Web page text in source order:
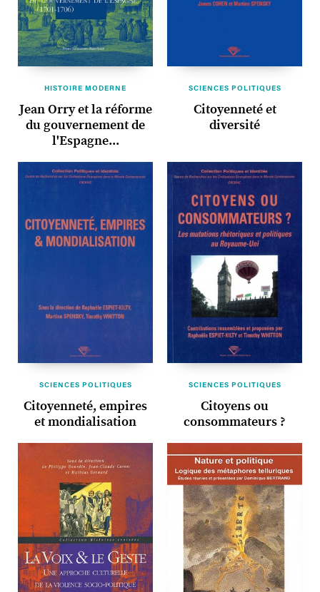
HISTOIRE MODERNE
Jean Orry et la réforme
du gouvernement de
l'Espagne...
SCIENCES POLITIQUES
Citoyenneté et
diversité
SCIENCES POLITIQUES
Citoyenneté, empires
et mondialisation
SCIENCES POLITIQUES
Citoyens ou
consommateurs ?